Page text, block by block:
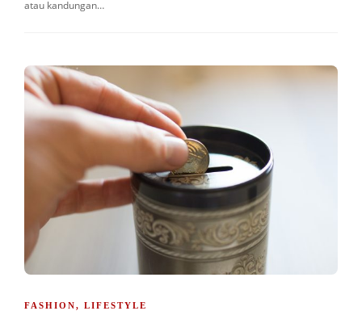
atau kandungan…
FASHION, LIFESTYLE